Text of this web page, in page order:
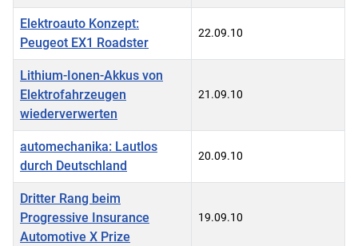
Elektroauto Konzept:
Peugeot EX1 Roadster
22.09.10
Lithium-Ionen-Akkus von
Elektrofahrzeugen
wiederverwerten
21.09.10
automechanika: Lautlos
durch Deutschland
20.09.10
Dritter Rang beim
Progressive Insurance
Automotive X Prize
19.09.10